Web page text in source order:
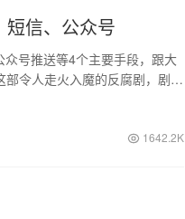
短信、公众号
号推送等4个主要手段，跟大
令人走火入魔的反腐剧，剧中
1642.2K